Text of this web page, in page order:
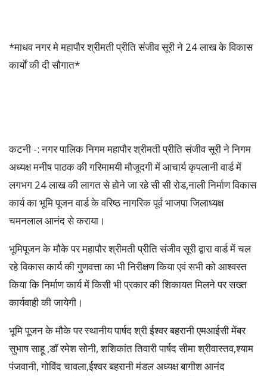
*माधव नगर मे महापौर श्रीमती प्रीति संजीव सूरी ने 24 लाख के विकास
कार्यों की दी सौगात*
कटनी -: नगर पालिक निगम महापौर श्रीमती प्रीति संजीव सूरी ने निगम
अध्यक्ष मनीष पाठक की गरिमामयी मौजूदगी में आचार्य कृपलानी वार्ड में
लगभग 24 लाख की लागत से होने जा रहे सी सी रोड,नाली निर्माण विकास
कार्य का भूमि पूजन वार्ड के वरिष्ठ नागरिक पूर्व भाजपा जिलाध्यक्ष
चमनलाल आनंद से कराया।
भूमिपूजन के मौके पर महापौर श्रीमती प्रीति संजीव सूरी द्वारा वार्ड में चल
रहे विकास कार्य की गुणवत्ता का भी निरीक्षण किया एवं सभी को आश्वस्त
किया कि निर्माण कार्य में किसी भी प्रकार की शिकायत मिलने पर सख्त
कार्यवाही की जायेगी।
भूमि पूजन के मौके पर स्थानीय पार्षद श्री ईश्वर बहरानी एमआईसी मेंबर
सुभाष साहू ,डॉ रमेश सोनी, शशिकांत तिवारी पार्षद सीमा श्रीवास्तव,श्याम
पंजवानी, गोविंद चावला,ईश्वर बहरानी मंडल अध्यक्ष बागीश आनंद